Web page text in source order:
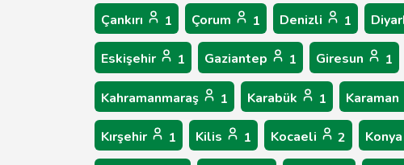
Çankırı 1 Çorum 1 Denizli 1
Eskişehir 1 Gaziantep 1 Giresun 1
Kahramanmaraş 1 Karabük 1 Karaman
Kırşehir 1 Kilis 1 Kocaeli 2 Konya